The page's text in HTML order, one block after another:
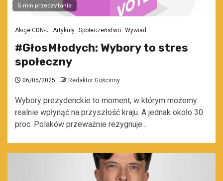
5 min przeczytania
Akcje CDN-u Artykuły Społeczeństwo Wywiad
#GłosMłodych: Wybory to stres
społeczny
06/05/2025 Redaktor Gościnny
Wybory prezydenckie to moment, w którym możemy
realnie wpłynąć na przyszłość kraju. A jednak około 30
proc. Polaków przeważnie rezygnuje...